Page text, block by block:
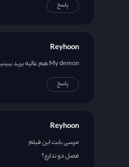
پاسخ
Reyhoon
My demon هم عالیه برید ببینیدش
پاسخ
Reyhoon
مرسی بابت این فیلم
فصل دو ندارع؟